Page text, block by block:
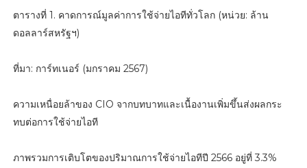
ตารางที่ 1. คาดการณ์มูลค่าการใช้จ่ายไอทีทั่วโลก (หน่วย: ล้าน
ดอลลาร์สหรัฐฯ)
ที่มา: การ์ทเนอร์ (มกราคม 2567)
ความเหนื่อยล้าของ CIO จากบทบาทและเนื้องานเพิ่มขึ้นส่งผลกระ
ทบต่อการใช้จ่ายไอที
ภาพรวมการเติบโตของปริมาณการใช้จ่ายไอทีปี 2566 อยู่ที่ 3.3%